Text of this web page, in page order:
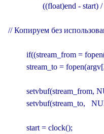
((float)end -
// Копируем без
if((stream_from =
stream_to =
setvbuf(stream_to,
         start = clock();